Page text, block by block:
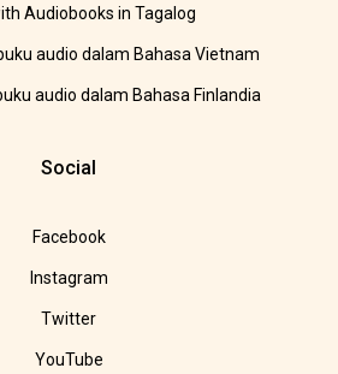
Audiobooks in Tagalog
audio dalam Bahasa Vietnam
audio dalam Bahasa Finlandia
Social
Facebook
Instagram
Twitter
YouTube